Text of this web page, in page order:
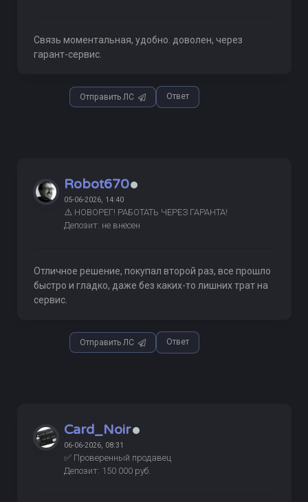
Связь моментальная, удобно. доволен, через
гарант-сервис.
Отправить ЛС Ответ
Robot670
05-06-2026, 14:40
⚠️ НОВОРЕГ! РАБОТАТЬ ЧЕРЕЗ ГАРАНТА!
Депозит: не внесен
Отличное решение, покупал второй раз, все прошло
быстро и гладко, даже без каких-то лишних трат на
сервис.
Отправить ЛС Ответ
Card_Noir
06-06-2026, 08:31
✅ Проверенный продавец
Депозит: 150 000 руб.